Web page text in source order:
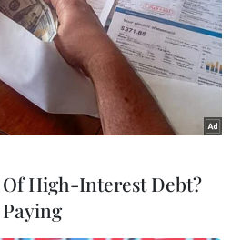
(Nguồn ảnh: nchmf.gov.vn)
High-Interest Debt?